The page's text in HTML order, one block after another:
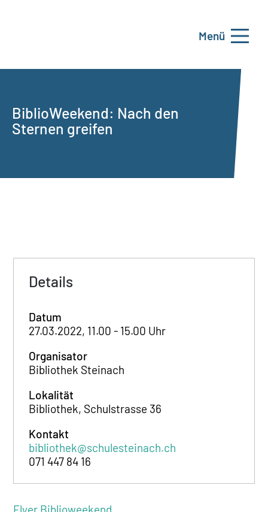
Menü
BiblioWeekend: Nach den
Sternen greifen
Details
Datum
27.03.2022, 11.00 - 15.00 Uhr
Organisator
Bibliothek Steinach
Lokalität
Bibliothek, Schulstrasse 36
Kontakt
bibliothek@schulesteinach.ch
071 447 84 16